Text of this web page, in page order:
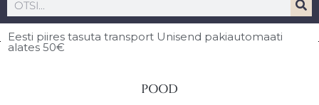
Eesti piires tasuta transport Unisend pakiautomaati
alates 50€
POOD